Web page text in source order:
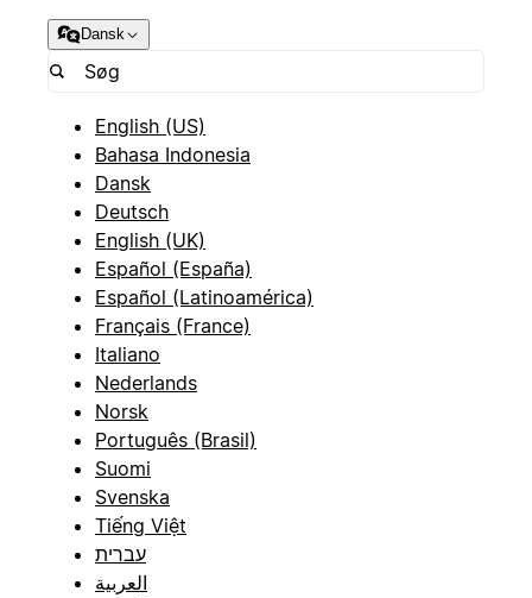
Dansk
English (US)
Bahasa Indonesia
Dansk
Deutsch
English (UK)
Español (España)
Español (Latinoamérica)
Français (France)
Italiano
Nederlands
Norsk
Português (Brasil)
Suomi
Svenska
Tiếng Việt
עברית
العربية